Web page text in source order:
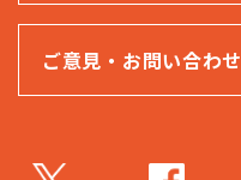
ご意見・お問い合わせ